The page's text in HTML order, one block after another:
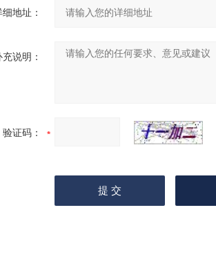
细地址：
充说明：
验证码：